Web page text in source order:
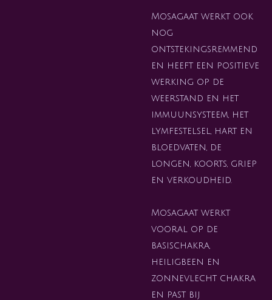
Mosagaat werkt ook
nog
ontstekingsremmend
en heeft een positieve
werking op de
weerstand en het
immuunsysteem, het
lymfestelsel, hart en
bloedvaten, de
longen, koorts, griep
en verkoudheid.
Mosagaat werkt
vooral op de
basischakra,
heiligbeen en
zonnevlecht chakra
en past bij